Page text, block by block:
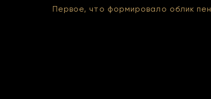
Первое, что формировало облик